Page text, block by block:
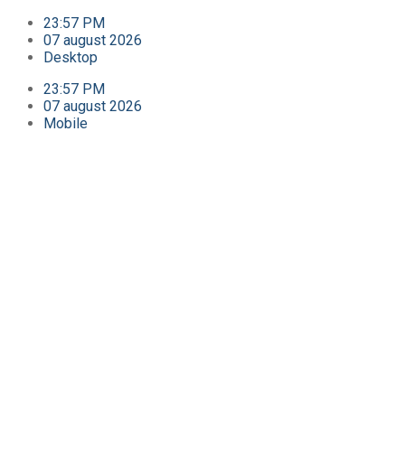
23:57 PM
07 august 2026
Desktop
23:57 PM
07 august 2026
Mobile